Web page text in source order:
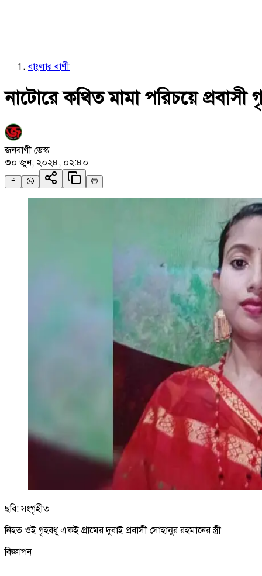
বাংলার বাণী
নাটোরে কথিত মামা পরিচয়ে প্রবাসী
জনবাণী ডেস্ক
৩০ জুন, ২০২৪, ০২:৪০
ছবি: সংগৃহীত
নিহত ওই গৃহবধূ একই গ্রামের দুবাই প্রবাসী সোহানুর রহমানের স্ত্রী
বিজ্ঞাপন